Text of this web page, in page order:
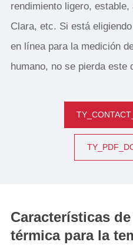
rendimiento ligero,
Clara, etc. Si está
en línea para la medición
humano, no se pierda este
Características
térmica para la